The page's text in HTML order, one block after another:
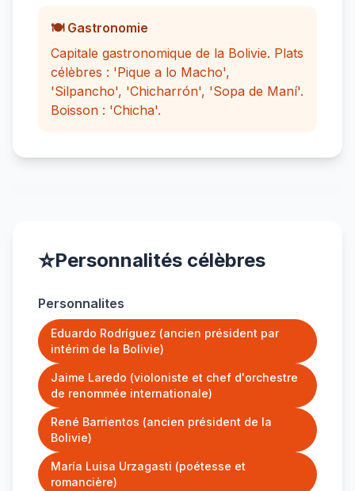
🍽️ Gastronomie
Capitale gastronomique de la Bolivie. Plats
célèbres : 'Pique a lo Macho',
'Silpancho', 'Chicharrón', 'Sopa de Maní'.
Boisson : 'Chicha'.
⭐Personnalités célèbres
Personnalites
Eduardo Rodríguez (ancien président par
intérim de la Bolivie)
Jaime Laredo (violoniste et chef d'orchestre
de renommée internationale)
René Barrientos (ancien président de la
Bolivie)
María Luisa Urzagasti (poétesse et
romancière)